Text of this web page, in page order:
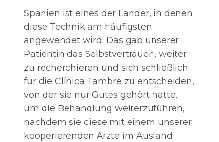
Spanien ist eines der Länder, in denen
diese Technik am häufigsten
angewendet wird. Das gab unserer
Patientin das Selbstvertrauen, weiter
zu recherchieren und sich schließlich
für die Clínica Tambre zu entscheiden,
von der sie nur Gutes gehört hatte,
um die Behandlung weiterzuführen,
nachdem sie diese mit einem unserer
kooperierenden Ärzte im Ausland